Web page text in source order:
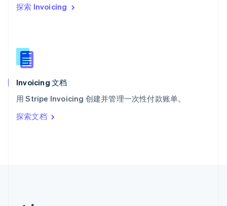
探索 Invoicing
Invoicing 文档
用 Stripe Invoicing 创建并管理一次性付款账单。
探索文档
西班牙
新西兰
English
匈牙利
English
ItalianoEnglish
印度
English